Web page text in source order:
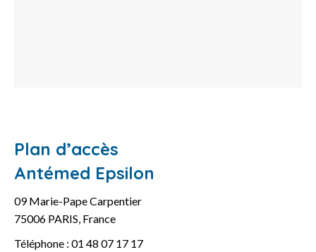
Plan d’accès
Antémed Epsilon
09 Marie-Pape Carpentier
75006 PARIS, France
Téléphone : 01 48 07 17 17